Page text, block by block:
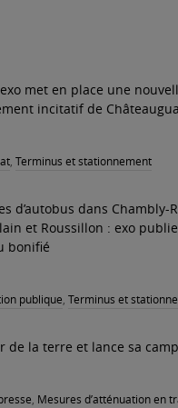
met en place une
incitatif de
, Terminus et stationnement
d’autobus dans Chambly-
et Roussillon : exo
bonifié
publique, Terminus et
de la terre et lance sa
, Mesures d’atténuation en